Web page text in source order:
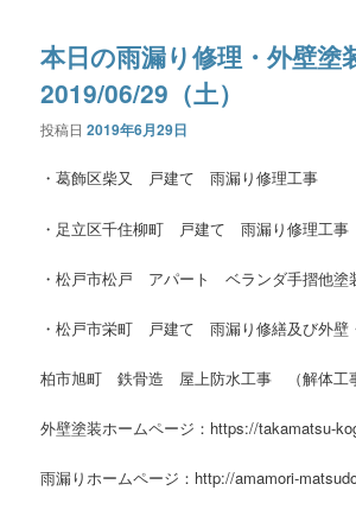
本日の雨漏り修理・外壁塗
2019/06/29（土）
投稿日2019年6月29日
・葛飾区柴又 戸建て 雨漏り修理工事
・足立区千住柳町 戸建て 雨漏り修理工事
・松戸市松戸 アパート ベランダ手摺他塗
・松戸市栄町 戸建て 雨漏り修繕及び外壁
柏市旭町 鉄骨造 屋上防水工事 （解体工
外壁塗装ホームページ：https://takamatsu-
雨漏りホームページ：http://amamori-